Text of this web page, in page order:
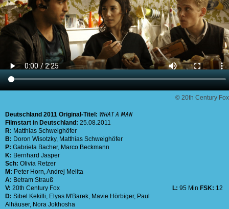
© 20th Century Fox
Deutschland 2011 Original-Titel: WHAT A MAN
Filmstart in Deutschland: 25.08.2011
R: Matthias Schweighöfer
B: Doron Wisotzky, Matthias Schweighöfer
P: Gabriela Bacher, Marco Beckmann
K: Bernhard Jasper
Sch: Olivia Retzer
M: Peter Horn,Andrej Melita
A: Betram Strauß
V: 20th Century Fox L: 95 Min FSK: 12
D: Sibel Kekilli, Elyas M'Barek, Mavie Hörbiger, Paul
Alhäuser, Nora Jokhosha